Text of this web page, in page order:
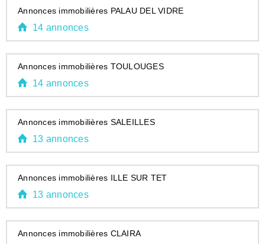
Annonces immobilières PALAU DEL VIDRE
14 annonces
Annonces immobilières TOULOUGES
14 annonces
Annonces immobilières SALEILLES
13 annonces
Annonces immobilières ILLE SUR TET
13 annonces
Annonces immobilières CLAIRA